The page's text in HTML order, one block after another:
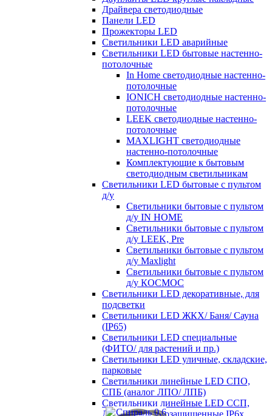
Драйвера светодиодные
Панели LED
Прожекторы LED
Светильники LED аварийные
Светильники LED бытовые настенно-
потолочные
In Home светодиодные настенно-
потолочные
IONICH светодиодные настенно-
потолочные
LEEK светодиодные настенно-
потолочные
MAXLIGHT светодиодные
настенно-потолочные
Комплектующие к бытовым
светодиодным светильникам
Светильники LED бытовые с пультом
д/у
Светильники бытовые с пультом
д/у IN HOME
Светильники бытовые с пультом
д/у LEEK, Pre
Светильники бытовые с пультом
д/у Maxlight
Светильники бытовые с пультом
д/у КОСМОС
Светильники LED декоративные, для
подсветки
Светильники LED ЖКХ/ Баня/ Сауна
(IP65)
Светильники LED специальные
(ФИТО/ для растений и пр.)
Светильники LED уличные, складские,
парковые
Светильники линейные LED СПО,
СПБ (аналог ЛПО/ ЛПБ)
Светильники линейные LED ССП,